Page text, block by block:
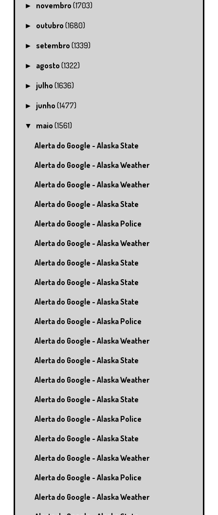
► novembro(1703)
► outubro(1680)
► setembro(1339)
► agosto(1322)
► julho(1636)
► junho(1477)
▼ maio(1561)
Alerta do Google - Alaska State
Alerta do Google - Alaska Weather
Alerta do Google - Alaska Weather
Alerta do Google - Alaska State
Alerta do Google - Alaska Police
Alerta do Google - Alaska Weather
Alerta do Google - Alaska State
Alerta do Google - Alaska State
Alerta do Google - Alaska State
Alerta do Google - Alaska Police
Alerta do Google - Alaska Weather
Alerta do Google - Alaska State
Alerta do Google - Alaska Weather
Alerta do Google - Alaska State
Alerta do Google - Alaska Police
Alerta do Google - Alaska State
Alerta do Google - Alaska Weather
Alerta do Google - Alaska Police
Alerta do Google - Alaska Weather